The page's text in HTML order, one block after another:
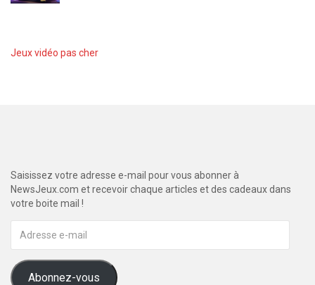
Jeux vidéo pas cher
Saisissez votre adresse e-mail pour vous abonner à
NewsJeux.com et recevoir chaque articles et des cadeaux dans
votre boite mail !
e-
Abonnez-vous